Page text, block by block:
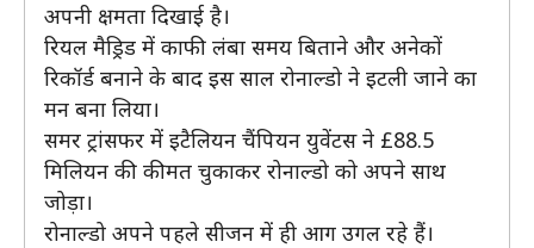
अपनी क्षमता दिखाई है।
रियल मैड्रिड में काफी लंबा समय बिताने और अनेकों
रिकॉर्ड बनाने के बाद इस साल रोनाल्डो ने इटली जाने का
मन बना लिया।
समर ट्रांसफर में इटैलियन चैंपियन युवेंटस ने £88.5
मिलियन की कीमत चुकाकर रोनाल्डो को अपने साथ
जोड़ा।
रोनाल्डो अपने पहले सीजन में ही आग उगल रहे हैं।